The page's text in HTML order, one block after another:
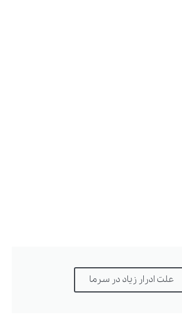
علت ادرار زیاد در سرما